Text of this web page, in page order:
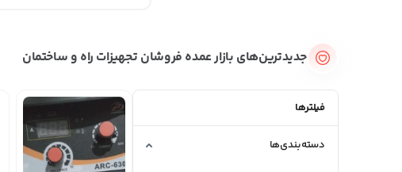
جدیدترین‌های بازار عمده فروشان تجهیزات راه و ساختمان
فیلترها
دسته‌بندی‌ها